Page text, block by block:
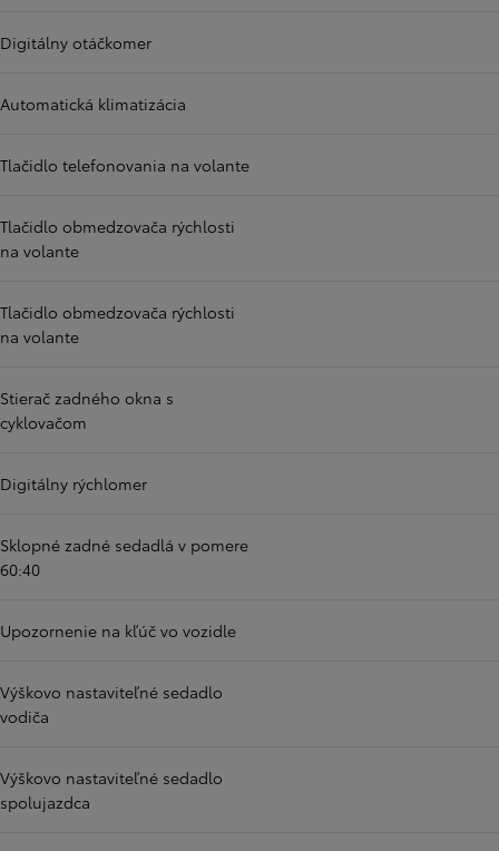
Digitálny otáčkomer
Automatická klimatizácia
Tlačidlo telefonovania na volante
Tlačidlo obmedzovača rýchlosti
na volante
Tlačidlo obmedzovača rýchlosti
na volante
Stierač zadného okna s
cyklovačom
Digitálny rýchlomer
Sklopné zadné sedadlá v pomere
60:40
Upozornenie na kľúč vo vozidle
Výškovo nastaviteľné sedadlo
vodiča
Výškovo nastaviteľné sedadlo
spolujazdca